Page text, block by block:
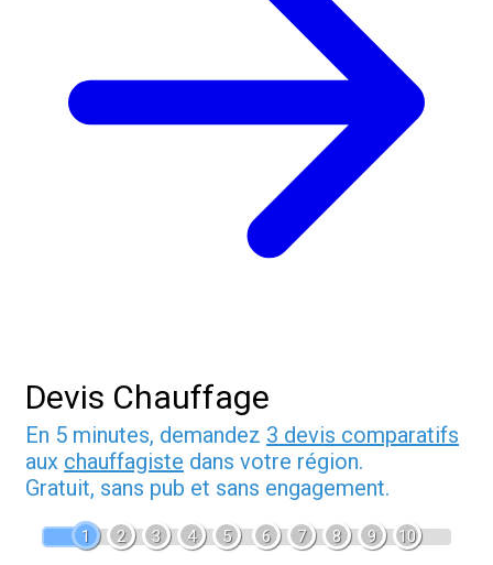
Devis Chauffage
En 5 minutes, demandez 3 devis comparatifs
aux chauffagiste dans votre région.
Gratuit, sans pub et sans engagement.
1 2 3 4 5 6 7 8 9 10